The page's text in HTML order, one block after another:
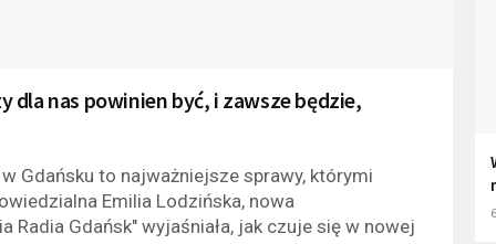
dla nas powinien być, i zawsze będzie,
Gdańsku to najważniejsze sprawy, którymi
Emilia Lodzińska, nowa
Radia Gdańsk" wyjaśniała, jak czuje się w nowej